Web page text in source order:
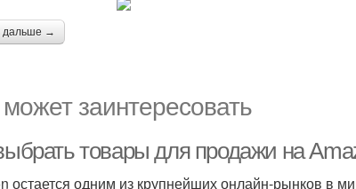
дальше →
заинтересовать
товары для продажи на
остается одним из крупнейших онлайн-рынков в